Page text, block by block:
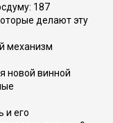
187
делают эту
механизм
новой винной
и его